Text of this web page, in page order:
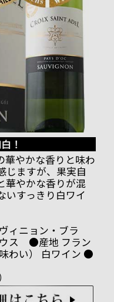
！
華やかな香りと味わ
じますが、果実自
華やかな香りが混
いすっきり白ワイ
ィニョン・ブラ
ス ●産地 フラン
わい） 白ワイン ●